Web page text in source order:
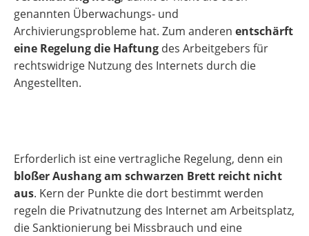
genannten Überwachungs- und
Archivierungsprobleme hat. Zum anderen entschärft
eine Regelung die Haftung des Arbeitgebers für
rechtswidrige Nutzung des Internets durch die
Angestellten.
Erforderlich ist eine vertragliche Regelung, denn ein
bloßer Aushang am schwarzen Brett reicht nicht
aus. Kern der Punkte die dort bestimmt werden
regeln die Privatnutzung des Internet am Arbeitsplatz,
die Sanktionierung bei Missbrauch und eine